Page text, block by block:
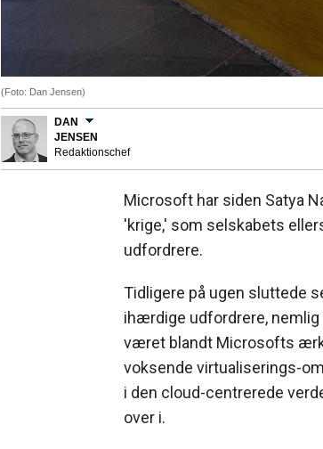
(Foto: Dan Jensen)
DAN
JENSEN
Redaktionschef
Microsoft har siden Satya
'krige,' som selskabets
udfordrere.
Tidligere på ugen sluttede
ihærdige udfordrere, nemlig
været blandt Microsofts
voksende virtualiserings-
i den cloud-centrerede
over i.